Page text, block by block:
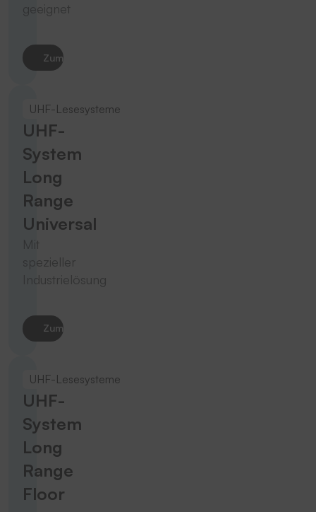
geeignet
Zum Produkt
UHF-Lesesysteme
UHF-
System
Long
Range
Universal
Mit
spezieller
Industrielösung
Zum Produkt
UHF-Lesesysteme
UHF-
System
Long
Range
Floor